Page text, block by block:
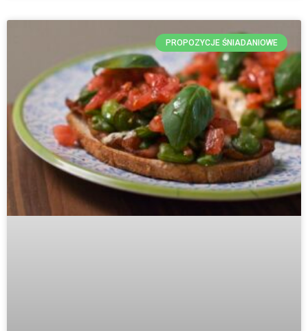
PROPOZYCJE ŚNIADANIOWE